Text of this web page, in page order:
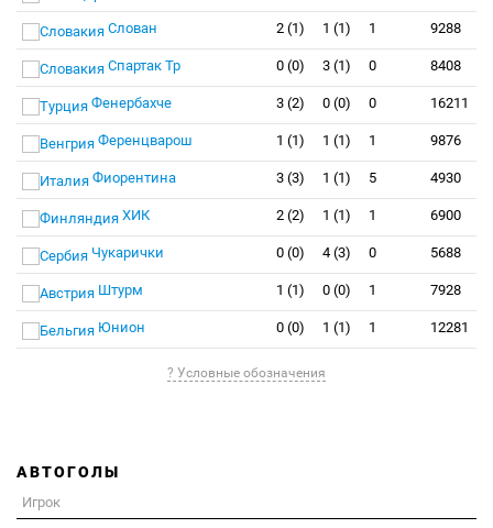
Слован 2 (1) 1 (1) 1 9288
Спартак Тр 0 (0) 3 (1) 0 8408
Фенербахче 3 (2) 0 (0) 0 16211
Ференцварош 1 (1) 1 (1) 1 9876
Фиорентина 3 (3) 1 (1) 5 4930
ХИК 2 (2) 1 (1) 1 6900
Чукарички 0 (0) 4 (3) 0 5688
Штурм 1 (1) 0 (0) 1 7928
Юнион 0 (0) 1 (1) 1 12281
? Условные обозначения
АВТОГОЛЫ
Игрок